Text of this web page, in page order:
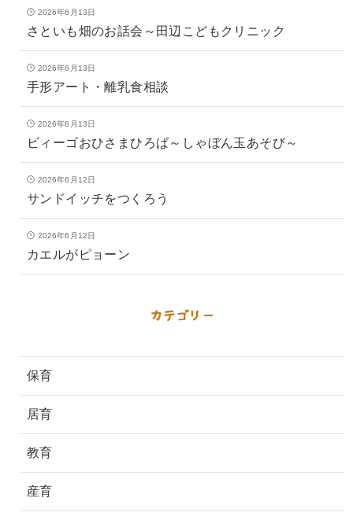
2026年6月13日
さといも畑のお話会～田辺こどもクリニック
2026年6月13日
手形アート・離乳食相談
2026年6月13日
ビィーゴおひさまひろば～しゃぼん玉あそび～
2026年6月12日
サンドイッチをつくろう
2026年6月12日
カエルがピョーン
カテゴリー
保育
居育
教育
産育